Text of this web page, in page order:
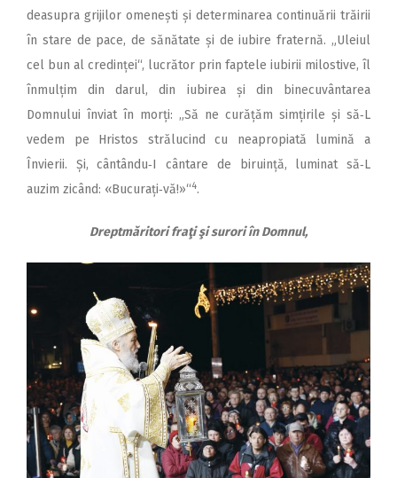
deasupra grijilor omenești și determinarea continuării trăirii
în stare de pace, de sănătate și de iubire fraternă. „Uleiul
cel bun al credinței“, lucrător prin faptele iubirii milostive, îl
înmulțim din darul, din iubirea și din binecuvântarea
Domnului înviat în morți: „Să ne curățăm simțirile și să‑L
vedem pe Hristos strălucind cu neapropiată lumină a
Învierii. Și, cântându‑I cântare de biruință, luminat să‑L
auzim zicând: «Bucurați‑vă!»“4.
Dreptmăritori fraţi şi surori în Domnul,